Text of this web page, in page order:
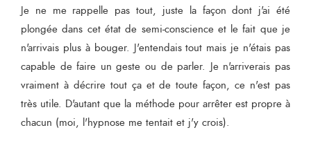
Je ne me rappelle pas tout, juste la façon dont j'ai été
plongée dans cet état de semi-conscience et le fait que je
n'arrivais plus à bouger. J'entendais tout mais je n'étais pas
capable de faire un geste ou de parler. Je n'arriverais pas
vraiment à décrire tout ça et de toute façon, ce n'est pas
très utile. D'autant que la méthode pour arrêter est propre à
chacun (moi, l'hypnose me tentait et j'y crois).